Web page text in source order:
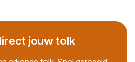
jouw tolk